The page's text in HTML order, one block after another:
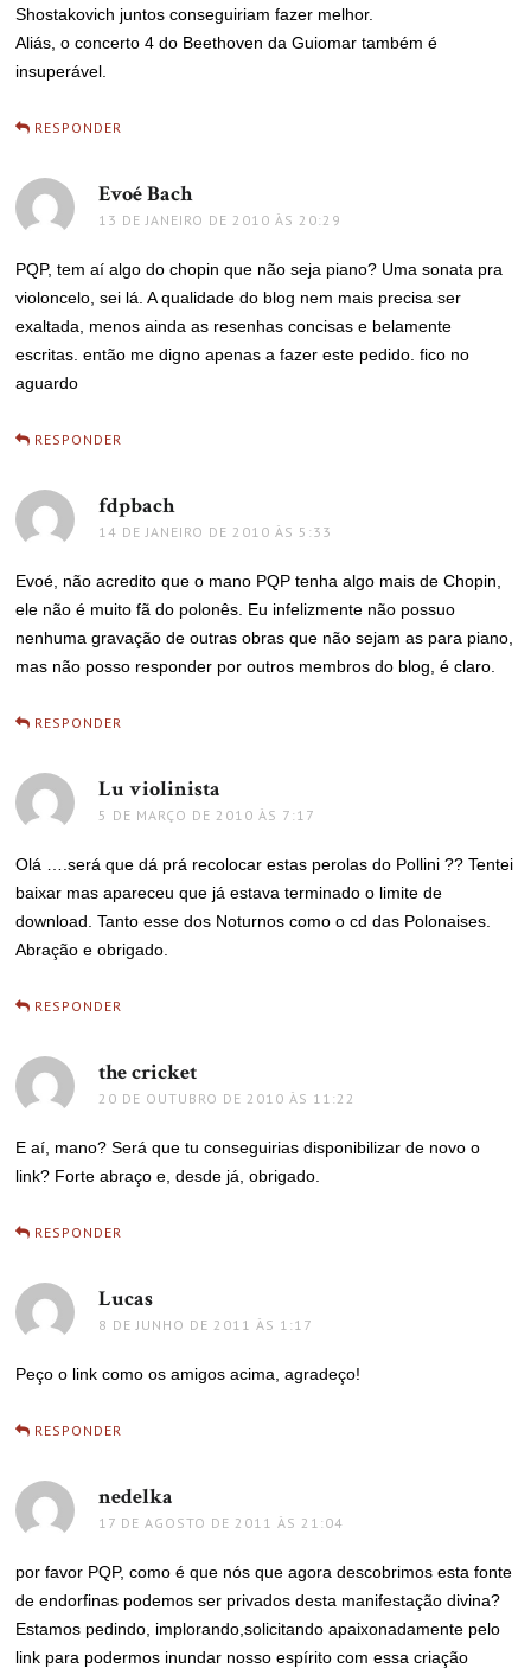
Shostakovich juntos conseguiriam fazer melhor.
Aliás, o concerto 4 do Beethoven da Guiomar também é
insuperável.
RESPONDER
Evoé Bachdisse:
13 DE JANEIRO DE 2010 ÀS 20:29
PQP, tem aí algo do chopin que não seja piano? Uma sonata pra
violoncelo, sei lá. A qualidade do blog nem mais precisa ser
exaltada, menos ainda as resenhas concisas e belamente
escritas. então me digno apenas a fazer este pedido. fico no
aguardo
RESPONDER
fdpbachdisse:
14 DE JANEIRO DE 2010 ÀS 5:33
Evoé, não acredito que o mano PQP tenha algo mais de Chopin,
ele não é muito fã do polonês. Eu infelizmente não possuo
nenhuma gravação de outras obras que não sejam as para piano,
mas não posso responder por outros membros do blog, é claro.
RESPONDER
Lu violinista
5 DE MARÇO DE 2010 ÀS 7:17
Olá ….será que dá prá recolocar estas perolas do Pollini ?? Tentei
baixar mas apareceu que já estava terminado o limite de
download. Tanto esse dos Noturnos como o cd das Polonaises.
Abração e obrigado.
RESPONDER
the cricket
20 DE OUTUBRO DE 2010 ÀS 11:22
E aí, mano? Será que tu conseguirias disponibilizar de novo o
link? Forte abraço e, desde já, obrigado.
RESPONDER
Lucas
8 DE JUNHO DE 2011 ÀS 1:17
Peço o link como os amigos acima, agradeço!
RESPONDER
nedelka
17 DE AGOSTO DE 2011 ÀS 21:04
por favor PQP, como é que nós que agora descobrimos esta fonte
de endorfinas podemos ser privados desta manifestação divina?
Estamos pedindo, implorando,solicitando apaixonadamente pelo
link para podermos inundar nosso espírito com essa criação